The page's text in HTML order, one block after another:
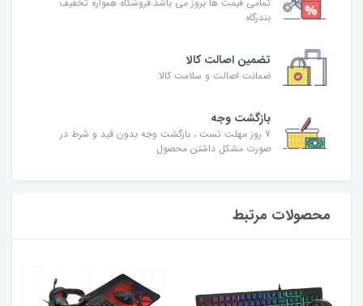
بندرگاه
تضمین اصالت کالا
ضمانت اصالت و سلامت کالا
بازگشت وجه
7 روز مهلت تست ، بازگشت وجه بدون قید و شرط در
صورت مشکل داشتن محصول
محصولات مرتبط